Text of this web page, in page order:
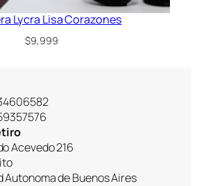
Lycra Lisa Corazones
$9,999
Acevedo 216
Autonoma de Buenos Aires